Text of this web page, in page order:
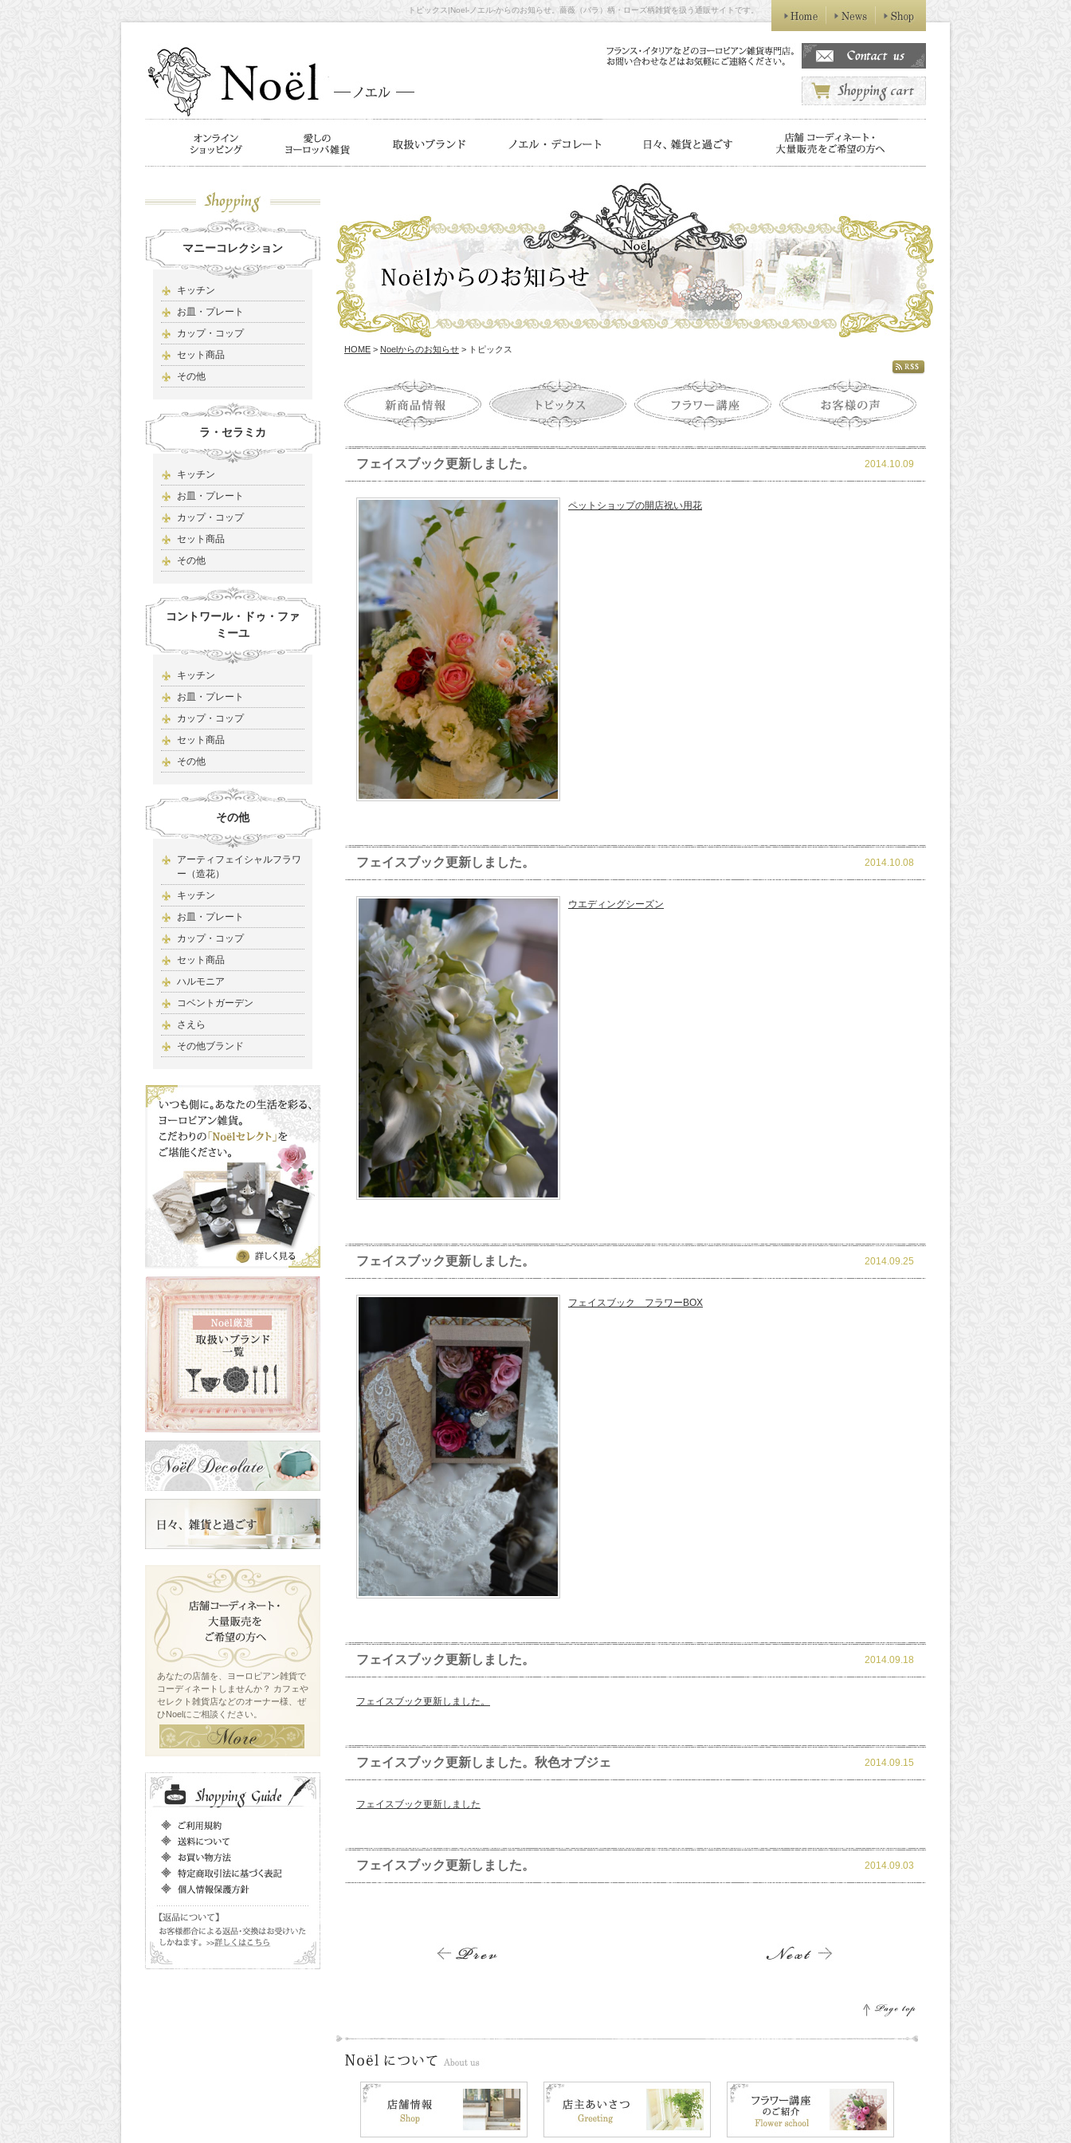
トピックス|Noel-ノエル-からのお知らせ。薔薇（バラ）柄・ローズ柄雑貨を扱う通販サイトです。
マニーコレクション
キッチン
お皿・プレート
カップ・コップ
セット商品
その他
ラ・セラミカ
キッチン
お皿・プレート
カップ・コップ
セット商品
その他
コントワール・ドゥ・ファ
ミーユ
キッチン
お皿・プレート
カップ・コップ
セット商品
その他
その他
アーティフェイシャルフラワ
ー（造花）
キッチン
お皿・プレート
カップ・コップ
セット商品
ハルモニア
コベントガーデン
さえら
その他ブランド
あなたの店舗を、ヨーロピアン雑貨で
コーディネートしませんか？ カフェや
セレクト雑貨店などのオーナー様、ぜ
ひNoelにご相談ください。
HOME > Noelからのお知らせ > トピックス
2014.10.09
フェイスブック更新しました。
ペットショップの開店祝い用花
2014.10.08
フェイスブック更新しました。
ウエディングシーズン
2014.09.25
フェイスブック更新しました。
フェイスブック フラワーBOX
2014.09.18
フェイスブック更新しました。
フェイスブック更新しました。
2014.09.15
フェイスブック更新しました。秋色オブジェ
フェイスブック更新しました
2014.09.03
フェイスブック更新しました。